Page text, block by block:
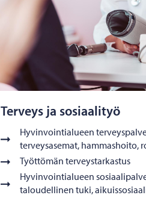
Terveys ja sosiaalityö
Hyvinvointialueen
terveysasemat, hammashoito,
Työttömän terveystarkastus
Hyvinvointialueen
taloudellinen tuki,